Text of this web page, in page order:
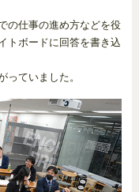
の仕事の進め方などを役
トボードに回答を書き込
っていました。